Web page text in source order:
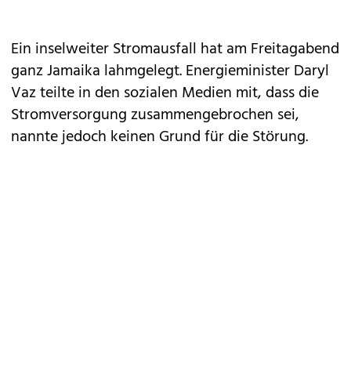
Ein inselweiter Stromausfall hat am Freitagabend
ganz Jamaika lahmgelegt. Energieminister Daryl
Vaz teilte in den sozialen Medien mit, dass die
Stromversorgung zusammengebrochen sei,
nannte jedoch keinen Grund für die Störung.